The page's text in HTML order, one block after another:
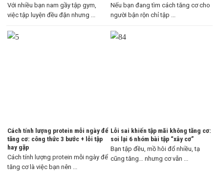
Với nhiều bạn nam gầy tập gym,
việc tập luyện đều đặn nhưng ...
Nếu bạn đang tìm cách tăng cơ cho
người bận rộn chỉ tập ...
Cách tính lượng protein mỗi ngày để
tăng cơ: công thức 3 bước + lỗi tập
hay gặp
Cách tính lượng protein mỗi ngày để
tăng cơ là việc bạn nên ...
Lỗi sai khiến tập mãi không tăng cơ:
soi lại 6 nhóm bài tập “xây cơ”
Bạn tập đều, mồ hôi đổ nhiều, tạ
cũng tăng… nhưng cơ vẫn ...